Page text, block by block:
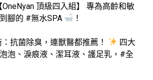
頂級四入組】 專為高齡和敏
腳的 #無水SPA ！
：抗菌除臭，連獸醫都推薦！
四大
泡泡、淚痕液、潔耳液、護足乳，#全